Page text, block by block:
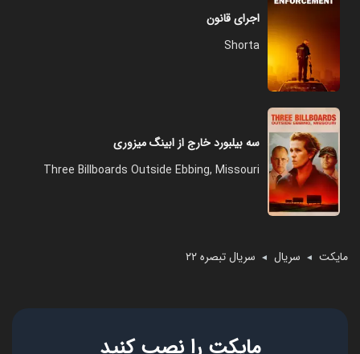
اجرای قانون
Shorta
سه بیلبورد خارج از ابینگ میزوری
Three Billboards Outside Ebbing, Missouri
مایکت ◄ سریال ◄ سریال تبصره ۲۲